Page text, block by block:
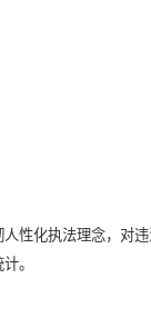
人性化执法理念，对
。